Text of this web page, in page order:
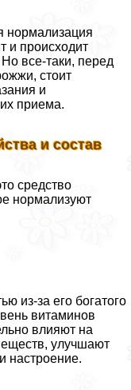
нормализация
и происходит
все-таки, перед
стоит
и
приема.
и состав
средство
нормализуют
из-за его богатого
витаминов
влияют на
улучшают
настроение.